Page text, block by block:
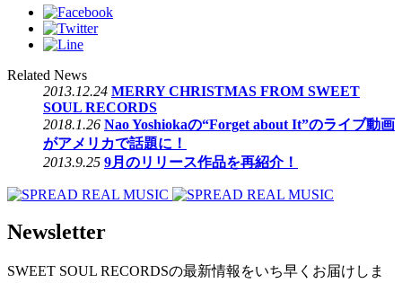
Related News
2013.12.24 MERRY CHRISTMAS FROM SWEET
SOUL RECORDS
2018.1.26 Nao Yoshiokaの“Forget about It”のライブ動画
がアメリカで話題に！
2013.9.25 9月のリリース作品を再紹介！
Newsletter
SWEET SOUL RECORDSの最新情報をいち早くお届けしま